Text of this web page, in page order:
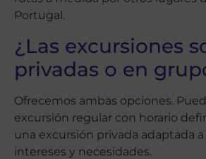
Portugal.
¿Las excursiones
privadas o en
Ofrecemos ambas opciones.
excursión regular con horario
una excursión privada adaptada
intereses y necesidades.